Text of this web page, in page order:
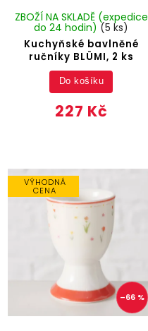
Kuchyňské bavlněné
ručníky BLÜMI, 2 ks
ZBOŽÍ NA SKLADĚ (expedice
do 24 hodin) (5 ks)
227 Kč
Do košíku
VÝHODNÁ
CENA
–66 %